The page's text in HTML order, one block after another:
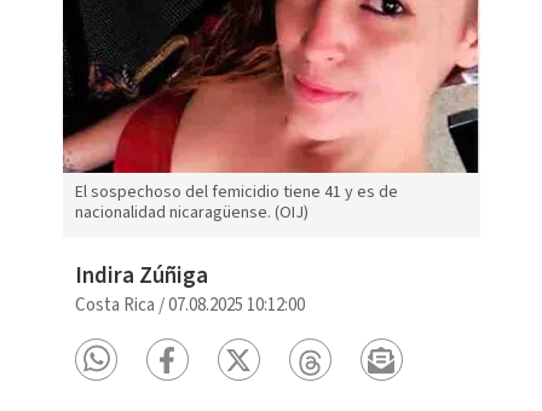
El sospechoso del femicidio tiene 41 y es de
nacionalidad nicaragüense. (OIJ)
Indira Zúñiga
Costa Rica /07.08.2025 10:12:00